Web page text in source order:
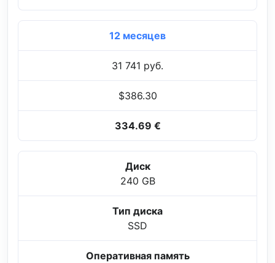
12 месяцев
31 741 руб.
$386.30
334.69 €
Диск
240 GB
Тип диска
SSD
Оперативная память